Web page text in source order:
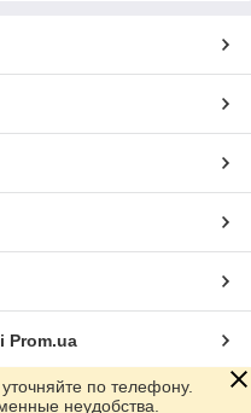
Prom.ua
по телефону.
неудобства.